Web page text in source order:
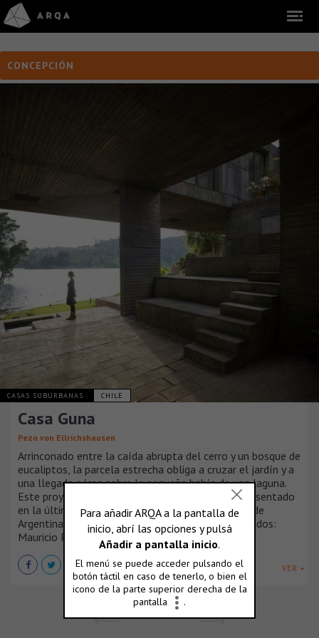
CONCEPCIÓN
CASAS SUBURBANAS CHILE
Casa Guna
Pezo von Ellrichshausen
Arrinconado entre la caída abrupta del cerro y un bosque de
eucaliptos, la parcela estrecha obliga a cruzar el jardín y a
una llegada aérea sobre la pequeña bahía de una laguna.
Este proyecto de Pezo von Ellrichshausen fue presentado
en la última Bienal Internacional de Arquitectura de
Argentina, por los Maestros Internacionales invitados:
Mauricio Pezo, Sofia von Ellrichshausen.
VER +